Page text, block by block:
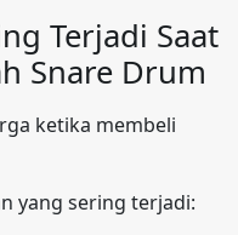
Terjadi Saat
Snare Drum
ketika membeli
yang sering terjadi: